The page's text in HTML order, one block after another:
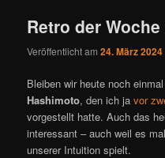
Retro der Woche
Veröffentlicht am24. März 2024
Bleiben wir heute noch
Hashimoto, den ich javor
vorgestellt hatte. Auch das
interessant – auch weil es
unserer Intuition spielt.